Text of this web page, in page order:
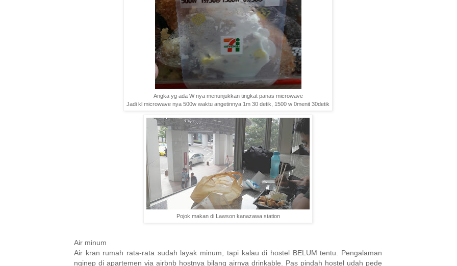
Angka yg ada W nya menunjukkan tingkat panas microwave
Jadi kl microwave nya 500w waktu angetinnya 1m 30 detik, 1500 w 0menit 30detik
Pojok makan di Lawson kanazawa station
Air minum
Air kran rumah rata-rata sudah layak minum, tapi kalau di hostel BELUM tentu. Pengalaman
nginep di apartemen via airbnb hostnya bilang airnya drinkable. Pas pindah hostel udah pede